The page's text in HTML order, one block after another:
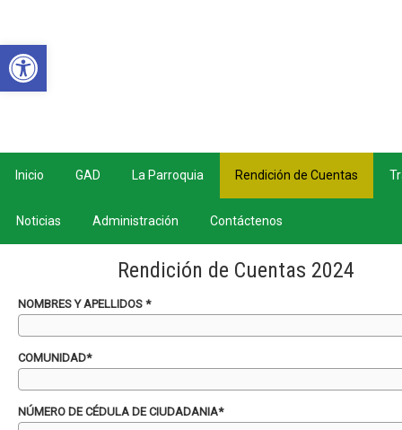
Inicio GAD La Parroquia Rendición de Cuentas
Noticias Administración Contáctenos
Rendición de Cuentas 2024
NOMBRES Y APELLIDOS *
COMUNIDAD*
NÚMERO DE CÉDULA DE CIUDADANIA*
Abrir barra de herramientas